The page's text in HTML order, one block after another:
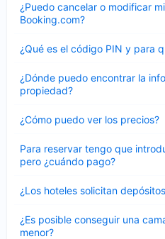
¿Puedo cancelar o modificar
Booking.com?
cerrado
¿Qué es el código PIN y para
cerrado
¿Dónde puedo encontrar la
propiedad?
cerrado
¿Cómo puedo ver los precios?
cerrado
Para reservar tengo que
pero ¿cuándo pago?
cerrado
¿Los hoteles solicitan
cerrado
¿Es posible conseguir una
menor?
cerrado